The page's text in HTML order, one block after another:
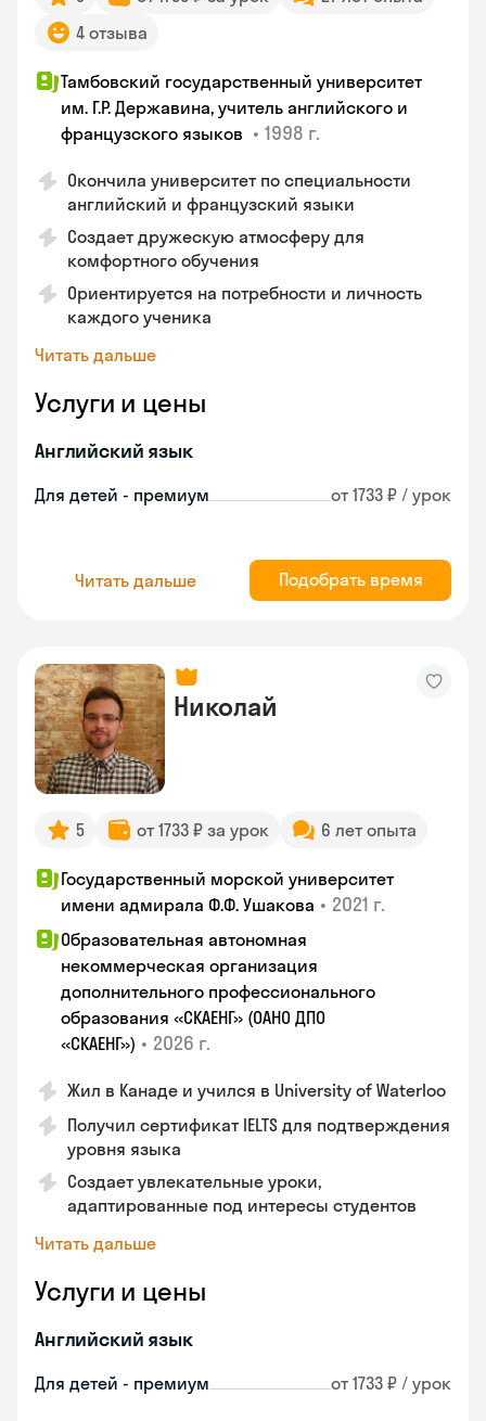
4 отзыва
Тамбовский государственный университет
им. Г.Р. Державина, учитель английского и
французского языков • 1998 г.
Окончила университет по специальности
английский и французский языки
Создает дружескую атмосферу для
комфортного обучения
Ориентируется на потребности и личность
каждого ученика
Читать дальше
Услуги и цены
Английский язык
Для детей - премиум от 1733 ₽ / урок
Читать дальше Подобрать время
Николай
5 от 1733 ₽ за урок 6 лет опыта
Государственный морской университет
имени адмирала Ф.Ф. Ушакова • 2021 г.
Образовательная автономная
некоммерческая организация
дополнительного профессионального
образования «СКАЕНГ» (ОАНО ДПО
«СКАЕНГ») • 2026 г.
Жил в Канаде и учился в University of Waterloo
Получил сертификат IELTS для подтверждения
уровня языка
Создает увлекательные уроки,
адаптированные под интересы студентов
Читать дальше
Услуги и цены
Английский язык
Для детей - премиум от 1733 ₽ / урок